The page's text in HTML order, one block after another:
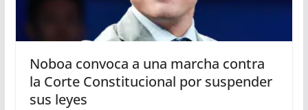
Noboa convoca a una marcha contra
la Corte Constitucional por suspender
sus leyes